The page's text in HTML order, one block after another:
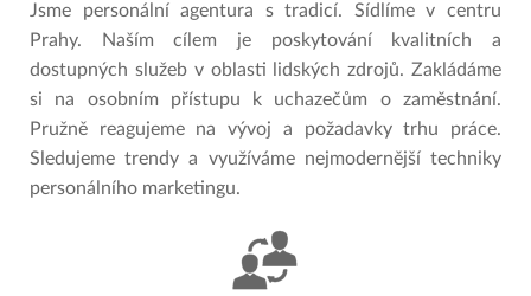
Jsme personální agentura s tradicí. Sídlíme v centru
Prahy. Naším cílem je poskytování kvalitních a
dostupných služeb v oblasti lidských zdrojů. Zakládáme
si na osobním přístupu k uchazečům o zaměstnání.
Pružně reagujeme na vývoj a požadavky trhu práce.
Sledujeme trendy a využíváme nejmodernější techniky
personálního marketingu.